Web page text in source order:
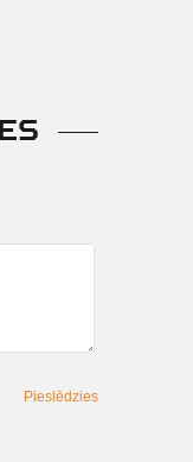
Pieslēdzies